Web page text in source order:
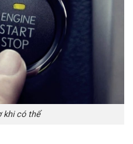
khi có thể